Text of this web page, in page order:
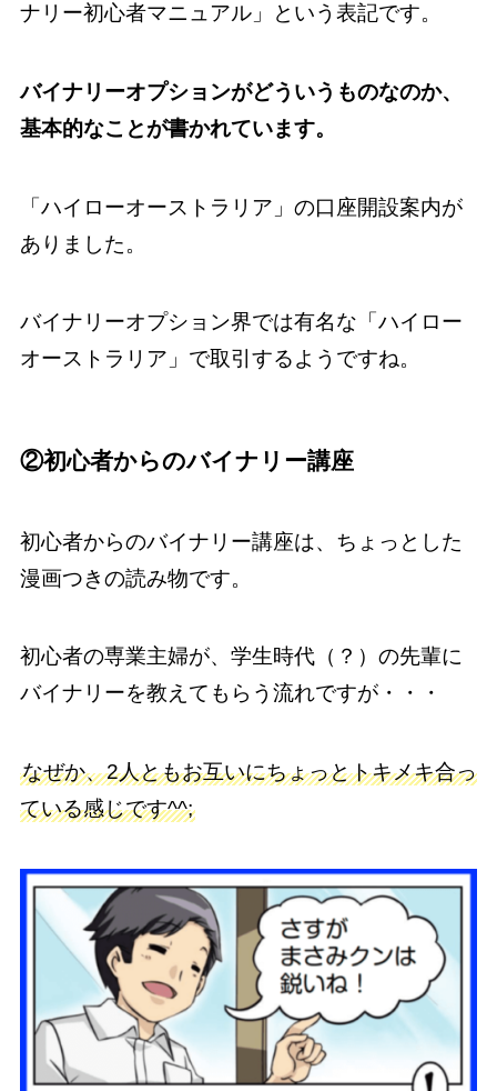
ナリー初心者マニュアル」という表記です。
バイナリーオプションがどういうものなのか、
基本的なことが書かれています。
「ハイローオーストラリア」の口座開設案内が
ありました。
バイナリーオプション界では有名な「ハイロー
オーストラリア」で取引するようですね。
②初心者からのバイナリー講座
初心者からのバイナリー講座は、ちょっとした
漫画つきの読み物です。
初心者の専業主婦が、学生時代（？）の先輩に
バイナリーを教えてもらう流れですが・・・
なぜか、2人ともお互いにちょっとトキメキ合っ
ている感じです^^;